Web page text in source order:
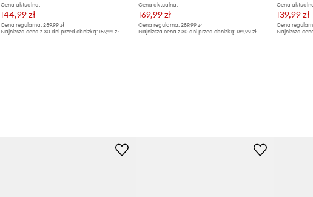
Cena aktualna:
144,99 zł
Cena regularna:239,99 zł
Najniższa cena z 30 dni przed obniżką:159,99 zł
Cena aktualna:
169,99 zł
Cena regularna: 289,99 zł
Najniższa cena z 30 dni przed obniżką: 189,99 zł
Cena
139,99 zł
Cena
Najniższa